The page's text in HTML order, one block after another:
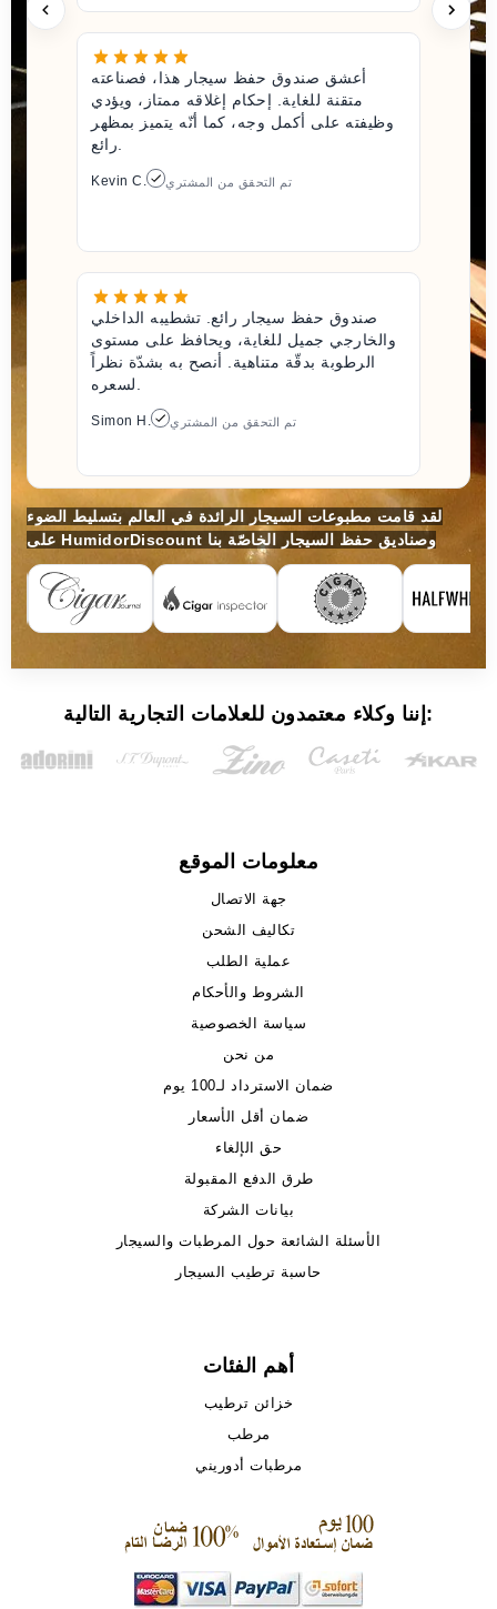
أعشق صندوق حفظ سيجار هذا، فصناعته
متقنة للغاية. إحكام إغلاقه ممتاز، ويؤدي
وظيفته على أكمل وجه، كما أنّه يتميز بمظهر
Kevin C. تم التحقق من المشتري
صندوق حفظ سيجار رائع. تشطيبه الداخلي
والخارجي جميل للغاية، ويحافظ على مستوى
الرطوبة بدقّة متناهية. أنصح به بشدّة نظراً
Simon H. تم التحقق من المشتري
لقد قامت مطبوعات السيجار الرائدة في العالم بتسليط الضوء
على HumidorDiscount وصناديق حفظ السيجار الخاصّة بنا
إننا وكلاء معتمدون للعلامات التجارية التالية:
معلومات الموقع
جهة الاتصال
تكاليف الشحن
عملية الطلب
الشروط والأحكام
سياسة الخصوصية
من نحن
ضمان الاسترداد لـ100 يوم
ضمان أقل الأسعار
حق الإلغاء
طرق الدفع المقبولة
بيانات الشركة
الأسئلة الشائعة حول المرطبات والسيجار
حاسبة ترطيب السيجار
أهم الفئات
خزائن ترطيب
مرطب
مرطبات أدوريني